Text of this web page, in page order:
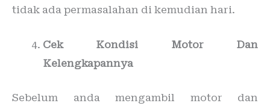
tidak ada permasalahan di kemudian hari.
Cek Kondisi Motor Dan
Kelengkapannya
Sebelum anda mengambil motor dan